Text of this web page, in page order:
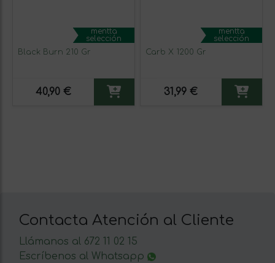
mentta
selección
Black Burn 210 Gr
40,90 €
mentta
selección
Carb X 1200 Gr
31,99 €
Contacta Atención al Cliente
Llámanos al 672 11 02 15
Escríbenos al Whatsapp